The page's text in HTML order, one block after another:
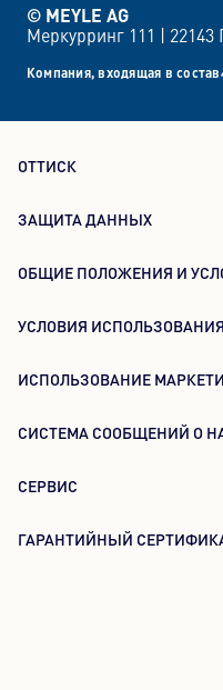
© MEYLE AG
Меркурринг 111 | 22143
Компания, входящая в состав
ОТТИСК
ЗАЩИТА ДАННЫХ
ОБЩИЕ ПОЛОЖЕНИЯ И
УСЛОВИЯ ИСПОЛЬЗОВАНИЯ
ИСПОЛЬЗОВАНИЕ
СИСТЕМА СООБЩЕНИЙ О
СЕРВИС
ГАРАНТИЙНЫЙ